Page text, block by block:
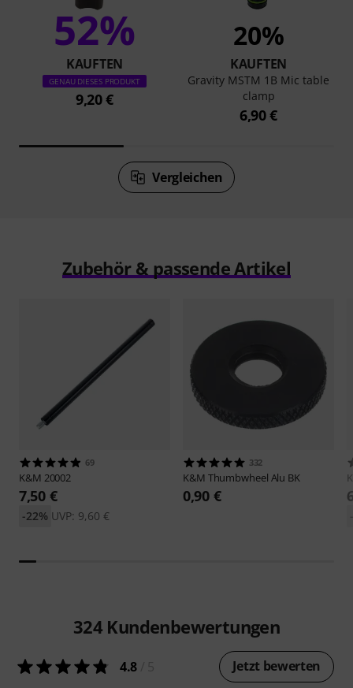
52%
KAUFTEN
GENAU DIESES PRODUKT
9,20 €
20%
KAUFTEN
Gravity MSTM 1B Mic table
clamp
6,90 €
Vergleichen
Zubehör & passende Artikel
69
K&M 20002
7,50 €
UVP: 9,60 €
-22%
332
K&M Thumbwheel Alu BK
0,90 €
324 Kundenbewertungen
4.8 Jetzt bewerten